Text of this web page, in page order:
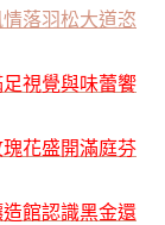
落羽松大道恣
視覺與味蕾饗
花盛開滿庭芬
館認識黑金還